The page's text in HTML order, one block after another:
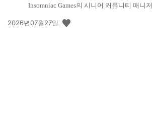
Insomniac Games의 시니어 커뮤니티 매니저
공
2026년07월27일